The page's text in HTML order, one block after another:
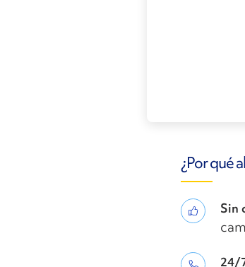
¿Por qué
Sin
24/